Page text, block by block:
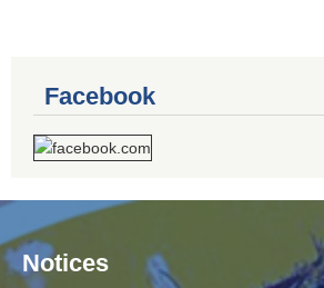
Facebook
Notices